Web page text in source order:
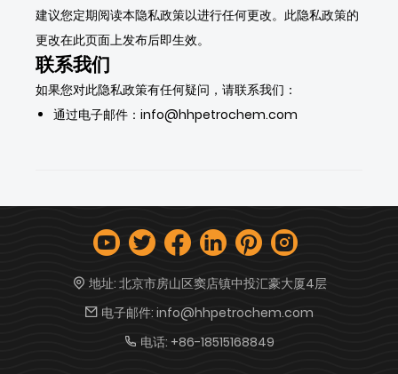
建议您定期阅读本隐私政策以进行任何更改。此隐私政策的
更改在此页面上发布后即生效。
联系我们
如果您对此隐私政策有任何疑问，请联系我们：
通过电子邮件：info@hhpetrochem.com
地址: 北京市房山区窦店镇中投汇豪大厦4层
电子邮件: info@hhpetrochem.com
电话: +86-18515168849